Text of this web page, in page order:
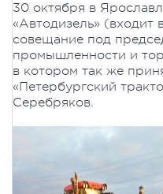
30 октября в
«Автодизель»
совещание под
промышленности и
в котором так же
«Петербургский
Серебряков.